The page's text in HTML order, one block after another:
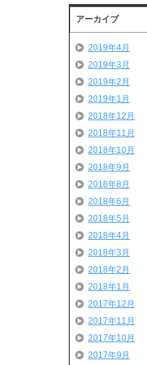
アーカイブ
2019年4月
2019年3月
2019年2月
2019年1月
2018年12月
2018年11月
2018年10月
2018年9月
2018年8月
2018年6月
2018年5月
2018年4月
2018年3月
2018年2月
2018年1月
2017年12月
2017年11月
2017年10月
2017年9月